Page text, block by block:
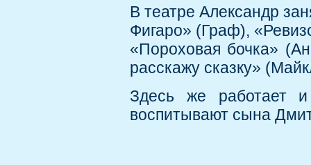
В театре Александр
Фигаро» (Граф),
«Пороховая бочка»
расскажу сказку»
Здесь же
воспитывают сына